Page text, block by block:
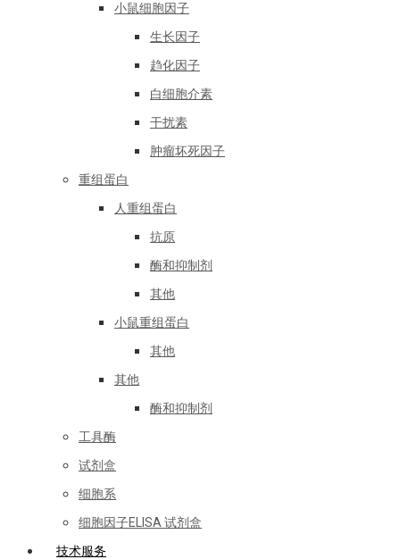
小鼠细胞因子
生长因子
趋化因子
白细胞介素
干扰素
肿瘤坏死因子
重组蛋白
人重组蛋白
抗原
酶和抑制剂
其他
小鼠重组蛋白
其他
其他
酶和抑制剂
工具酶
试剂盒
细胞系
细胞因子ELISA 试剂盒
技术服务